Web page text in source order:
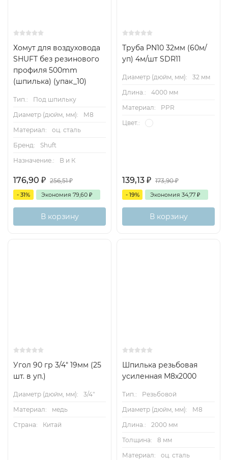
Хомут для воздуховода
SHUFT без резинового
профиля 500mm
(шпилька) (упак_10)
Тип.:
Под шпильку
Диаметр (дюйм, мм):
М8
Материал:
оц. сталь
Бренд:
Shuft
Назначение.:
В и К
176,90 ₽ 256,51₽
- 31% Экономия 79,60 ₽
В корзину
Труба PN10 32мм (60м/
уп) 4м/шт SDR11
Диаметр (дюйм, мм):
32 мм
Длина.:
4000 мм
Материал:
PPR
Цвет.:
139,13 ₽ 173,90₽
- 19% Экономия 34,77 ₽
В корзину
Угол 90 гр 3/4" 19мм (25
шт. в уп.)
Диаметр (дюйм, мм):
3/4"
Материал:
медь
Страна:
Китай
Шпилька резьбовая
усиленная М8х2000
Тип.:
Резьбовой
Диаметр (дюйм, мм):
М8
Длина.:
2000 мм
Толщина:
8 мм
Материал:
оц. сталь